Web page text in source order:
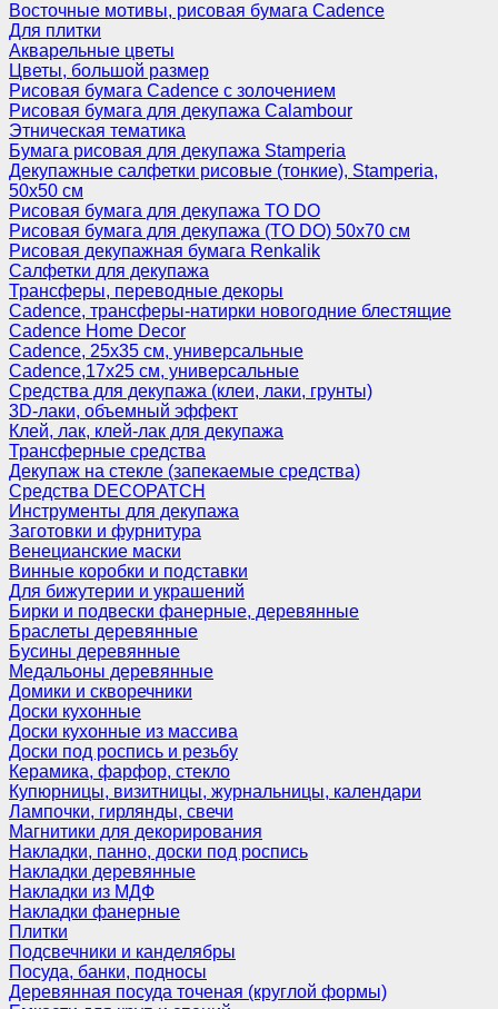
Восточные мотивы, рисовая бумага Cadence
Для плитки
Акварельные цветы
Цветы, большой размер
Рисовая бумага Cadence c золочением
Рисовая бумага для декупажа Calambour
Этническая тематика
Бумага рисовая для декупажа Stamperia
Декупажные салфетки рисовые (тонкие), Stamperia,
50х50 см
Рисовая бумага для декупажа TO DO
Рисовая бумага для декупажа (TO DO) 50х70 см
Рисовая декупажная бумага Renkalik
Салфетки для декупажа
Трансферы, переводные декоры
Cadence, трансферы-натирки новогодние блестящие
Cadence Home Decor
Cadence, 25х35 см, универсальные
Cadence,17х25 см, универсальные
Средства для декупажа (клеи, лаки, грунты)
3D-лаки, объемный эффект
Клей, лак, клей-лак для декупажа
Трансферные средства
Декупаж на стекле (запекаемые средства)
Средства DECOPATCH
Инструменты для декупажа
Заготовки и фурнитура
Венецианские маски
Винные коробки и подставки
Для бижутерии и украшений
Бирки и подвески фанерные, деревянные
Браслеты деревянные
Бусины деревянные
Медальоны деревянные
Домики и скворечники
Доски кухонные
Доски кухонные из массива
Доски под роспись и резьбу
Керамика, фарфор, стекло
Купюрницы, визитницы, журнальницы, календари
Лампочки, гирлянды, свечи
Магнитики для декорирования
Накладки, панно, доски под роспись
Накладки деревянные
Накладки из МДФ
Накладки фанерные
Плитки
Подсвечники и канделябры
Посуда, банки, подносы
Деревянная посуда точеная (круглой формы)